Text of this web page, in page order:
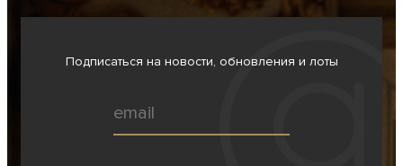
Подписаться на новости, обновления и лоты